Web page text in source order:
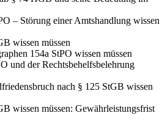
– Störung einer Amtshandlung wissen
wissen müssen
154a StPO wissen müssen
und der Rechtsbehelfsbelehrung
nach § 125 StGB wissen
wissen müssen: Gewährleistungsfrist